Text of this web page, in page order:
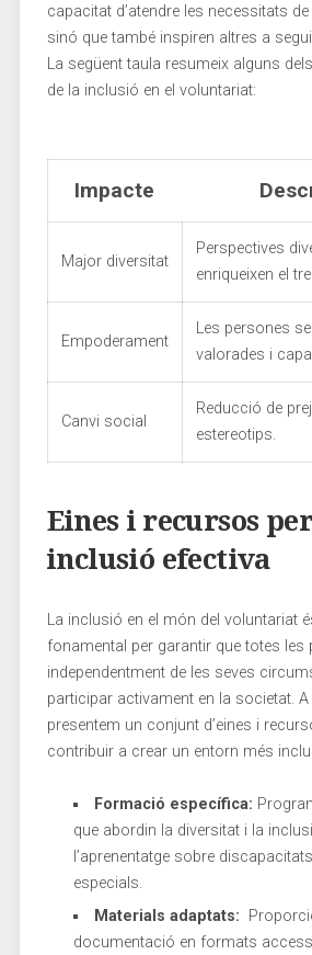
capacitat d’atendre les necessitats
sinó que també ‍inspiren⁤ altres a
La següent taula resumeix alguns
de la inclusió en el voluntariat:
Impacte
Major diversitat
Perspectives
enriqueixen el‌
Empoderament
Les persones
valorades i
Canvi social
Reducció de
⁣estereotips.
Eines i ⁣recursos
⁢inclusió ​efectiva
La inclusió en​ el món del voluntariat
fonamental per ⁢garantir que totes les
independentment de​ les seves
participar activament en‌ la ​societat.
presentem un conjunt ‌d’eines i
contribuir a crear ‍un entorn més
Formació específica:
que abordin​ la diversitat i la
l’aprenentatge‌ sobre
especials.
Materials adaptats:
documentació en ⁣formats